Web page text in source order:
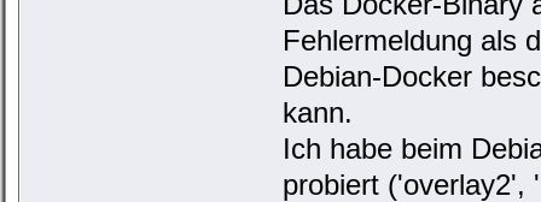
Fehlermeldung als
Debian-Docker
kann.
Ich habe beim
probiert ('overlay2',